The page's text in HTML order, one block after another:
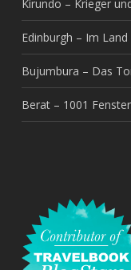
Kirundo – Krieger
Edinburgh – Im
Bujumbura – Das
Berat – 1001